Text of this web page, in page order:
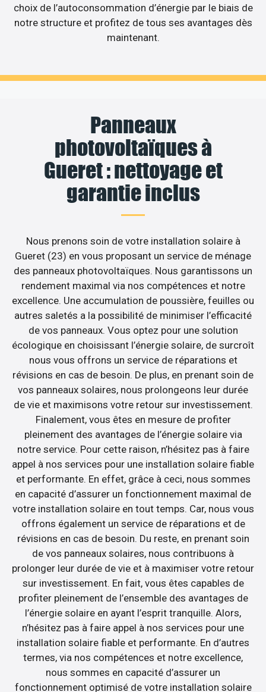
choix de l’autoconsommation d’énergie par le biais de
notre structure et profitez de tous ses avantages dès
maintenant.
Panneaux
photovoltaïques à
Gueret : nettoyage et
garantie inclus
Nous prenons soin de votre installation solaire à
Gueret (23) en vous proposant un service de ménage
des panneaux photovoltaïques. Nous garantissons un
rendement maximal via nos compétences et notre
excellence. Une accumulation de poussière, feuilles ou
autres saletés a la possibilité de minimiser l’efficacité
de vos panneaux. Vous optez pour une solution
écologique en choisissant l’énergie solaire, de surcroît
nous vous offrons un service de réparations et
révisions en cas de besoin. De plus, en prenant soin de
vos panneaux solaires, nous prolongeons leur durée
de vie et maximisons votre retour sur investissement.
Finalement, vous êtes en mesure de profiter
pleinement des avantages de l’énergie solaire via
notre service. Pour cette raison, n’hésitez pas à faire
appel à nos services pour une installation solaire fiable
et performante. En effet, grâce à ceci, nous sommes
en capacité d’assurer un fonctionnement maximal de
votre installation solaire en tout temps. Car, nous vous
offrons également un service de réparations et de
révisions en cas de besoin. Du reste, en prenant soin
de vos panneaux solaires, nous contribuons à
prolonger leur durée de vie et à maximiser votre retour
sur investissement. En fait, vous êtes capables de
profiter pleinement de l’ensemble des avantages de
l’énergie solaire en ayant l’esprit tranquille. Alors,
n’hésitez pas à faire appel à nos services pour une
installation solaire fiable et performante. En d’autres
termes, via nos compétences et notre excellence,
nous sommes en capacité d’assurer un
fonctionnement optimisé de votre installation solaire